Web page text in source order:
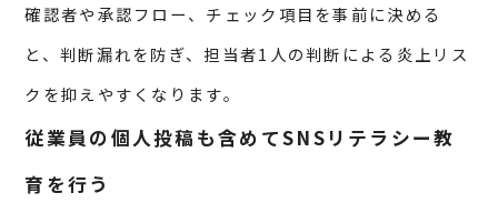
確認者や承認フロー、チェック項目を事前に決める
と、判断漏れを防ぎ、担当者1人の判断による炎上リス
クを抑えやすくなります。
従業員の個人投稿も含めてSNSリテラシー教
育を行う